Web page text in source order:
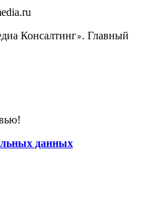
Консалтинг». Главный
данных